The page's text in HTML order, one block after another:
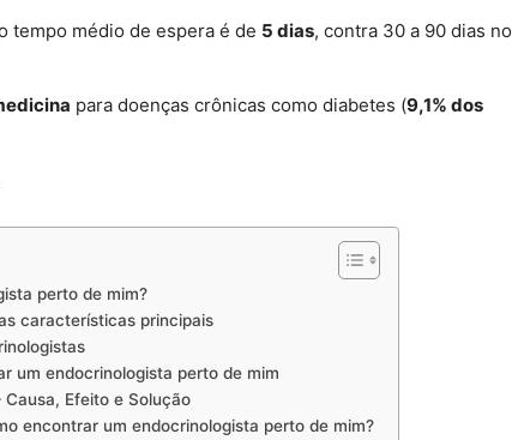
tempo médio de espera é de 5 dias, contra 30 a 90 dias no
para doenças crônicas como diabetes (9,1% dos
perto de mim?
características principais
um endocrinologista perto de mim
Efeito e Solução
encontrar um endocrinologista perto de mim?